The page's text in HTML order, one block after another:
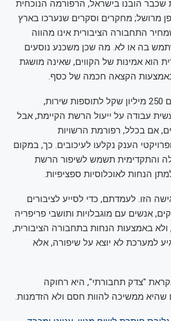
שכבר הובנו בישראל, הרפורמה הנוכחית
מרושל; מחקרים וסקרים שנערכו בארץ
התחבורה הציבורית אינו מהווה
בה או לא. מה שכן משכנע נוסעים
הוא אמינות של הקווים, שאינה מושגת
הקצאה חכמה של כסף.
בתקציב המדינה ניתנו גם 250 מיליון שקל לתוספות שירות,
עבודה על ייעול הרשת הקיימת, אבל
אם בכלל, רפורמת הרשויות
הענק נקלעו לעיכובים. כך, במקום
והתקדימית תשמש לשיפור הרשת
הנחות לאוכלוסיות ספציפיות.
הזו. לעמדתם, כדי לסייע לציבורים
אנשים עם מוגבלויות ותושבי פריפריה
ולא באמצעות הנחות בתחבורה הציבורית,
למערכת לא יוצא על שיפורה, אלא
"צדק תחבורתי", היא רחוקה
ממשיכה להוות חסם ולא הזדמנות.